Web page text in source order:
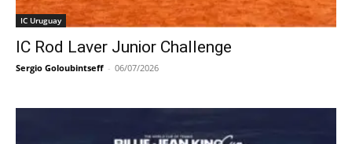
IC Uruguay
IC Rod Laver Junior Challenge
Sergio Goloubintseff - 06/07/2026